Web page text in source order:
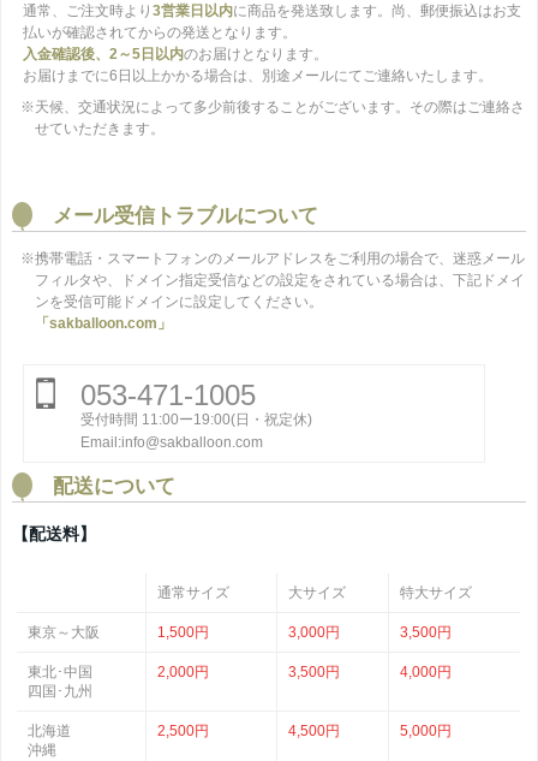
通常、ご注文時より 3営業日以内に商品を発送致します。尚、郵便振込はお支
払いが確認されてからの発送となります。
入金確認後、2～5日以内のお届けとなります。
お届けまでに6日以上かかる場合は、別途メールにてご連絡いたします。
※天候、交通状況によって多少前後することがございます。その際はご連絡さ
せていただきます。
メール受信トラブルについて
※携帯電話・スマートフォンのメールアドレスをご利用の場合で、迷惑メール
フィルタや、ドメイン指定受信などの設定をされている場合は、下記ドメイ
ンを受信可能ドメインに設定してください。
「sakballoon.com」
053-471-1005
受付時間 11:00ー19:00(日・祝定休)
Email:info@sakballoon.com
配送について
【配送料】
通常サイズ 大サイズ 特大サイズ
東京～大阪 1,500円 3,000円 3,500円
東北･中国
四国･九州
2,000円 3,500円 4,000円
北海道
沖縄
2,500円 4,500円 5,000円